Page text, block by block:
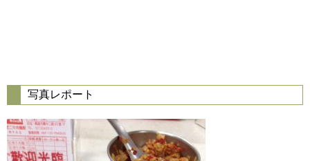
写真レポート